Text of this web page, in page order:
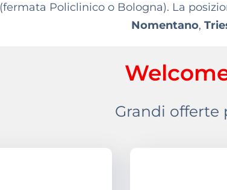
(fermata Policlinico o Bologna). La
Nomentano,
Grandi offerte